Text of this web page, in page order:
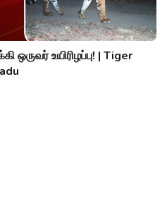
ஒருவர் உயிரிழப்பு! | Tiger